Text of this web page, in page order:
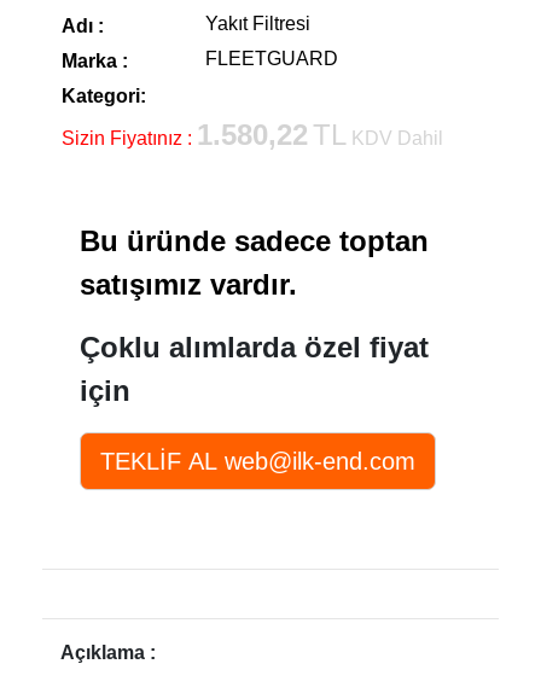
Adı :
Yakıt Filtresi
Marka :
FLEETGUARD
Kategori:
Sizin Fiyatınız : 1.580,22 TL KDV Dahil
Bu üründe sadece toptan
satışımız vardır.
Çoklu alımlarda özel fiyat
için
Açıklama :